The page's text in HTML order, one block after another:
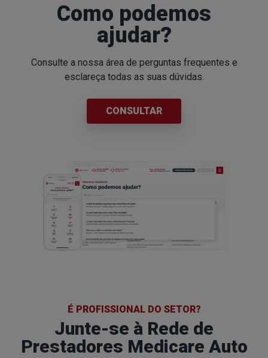
Como podemos
ajudar?
Consulte a nossa área de perguntas frequentes e
esclareça todas as suas dúvidas.
CONSULTAR
É PROFISSIONAL DO SETOR?
Junte-se à Rede de
Prestadores Medicare Auto